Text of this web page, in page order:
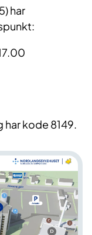
har
kode 8149.